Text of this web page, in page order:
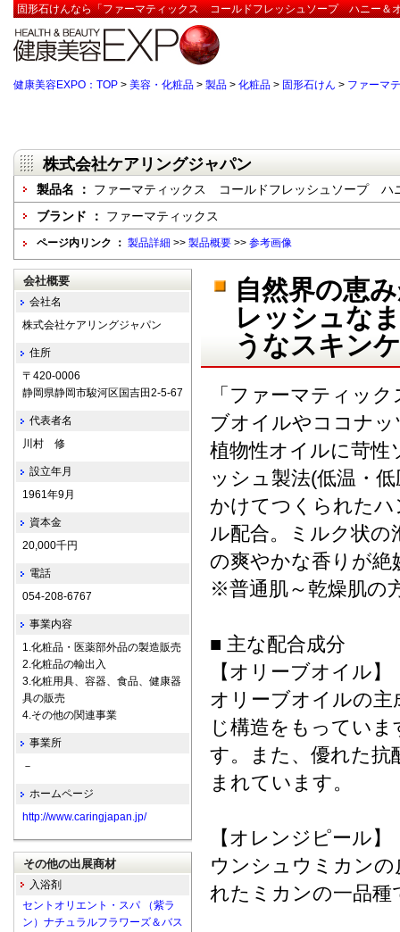
固形石けんなら「ファーマティックス コールドフレッシュソープ ハニー＆
健康美容EXPO：TOP > 美容・化粧品 > 製品 > 化粧品 > 固形石けん > ファーマ
株式会社ケアリングジャパン
製品名 ： ファーマティックス コールドフレッシュソープ ハ
ブランド ： ファーマティックス
ページ内リンク ： 製品詳細 >> 製品概要 >> 参考画像
自然界の恵
レッシュな
うなスキン
「ファーマティッ
ブオイルやココナ
植物性オイルに苛性
ッシュ製法(低温・
かけてつくられた
ル配合。ミルク状
の爽やかな香りが絶
※普通肌～乾燥肌の
■ 主な配合成分
【オリーブオイル】
オリーブオイルの
じ構造をもってい
す。また、優れた抗
まれています。
【オレンジピール】
ウンシュウミカン
れたミカンの一品種
会社概要
会社名
株式会社ケアリングジャパン
住所
〒420-0006
静岡県静岡市駿河区国吉田2-5-67
代表者名
川村 修
設立年月
1961年9月
資本金
20,000千円
電話
054-208-6767
事業内容
1.化粧品・医薬部外品の製造販売
2.化粧品の輸出入
3.化粧用具、容器、食品、健康器
具の販売
4.その他の関連事業
事業所
－
ホームページ
http://www.caringjapan.jp/
その他の出展商材
入浴剤
セントオリエント・スパ （紫ラ
ン）ナチュラルフラワーズ＆バス